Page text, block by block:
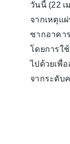
วันนี้ (22
จากเหตุแ
ซากอาคา
โดยการใ
ไปด้วยเพื่
จากระดับ